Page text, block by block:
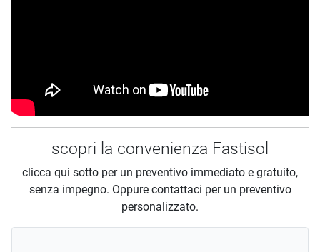
scopri la convenienza Fastisol
clicca qui sotto per un preventivo immediato e gratuito,
senza impegno. Oppure contattaci per un preventivo
personalizzato.